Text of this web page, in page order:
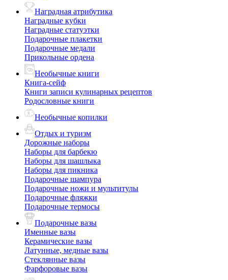
Наградная атрибутика
Наградные кубки
Наградные статуэтки
Подарочные плакетки
Подарочные медали
Прикольные ордена
Необычные книги
Книга-сейф
Книги записи кулинарных рецептов
Родословные книги
Необычные копилки
Отдых и туризм
Дорожные наборы
Наборы для барбекю
Наборы для шашлыка
Наборы для пикника
Подарочные шампура
Подарочные ножи и мультитулы
Подарочные фляжки
Подарочные термосы
Подарочные вазы
Именные вазы
Керамические вазы
Латунные, медные вазы
Стеклянные вазы
Фарфоровые вазы